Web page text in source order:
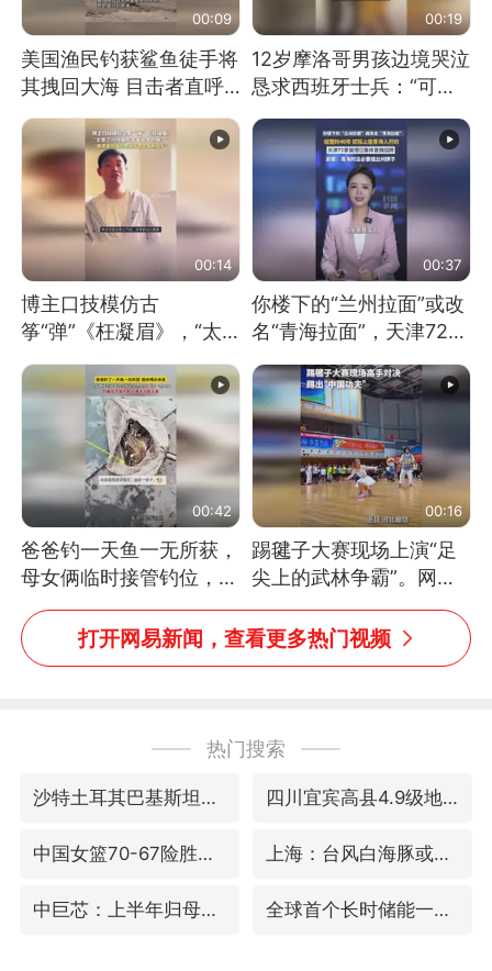
00:09
美国渔民钓获鲨鱼徒手将
其拽回大海 目击者直呼
震惊 （视频来源：参考
消息）
00:19
12岁摩洛哥男孩边境哭泣
恳求西班牙士兵：“可不
可以不要把我遣返回国”
00:14
博主口技模仿古
筝“弹”《枉凝眉》，“太
像了～你是吃古筝长大的
吗？”“或将成为首位考级
不带古筝的选手。”（来
源：新华每日电讯）
00:37
你楼下的“兰州拉面”或改
名“青海拉面”，天津72家
面馆已集体更换招牌
00:42
爸爸钓一天鱼一无所获，
母女俩临时接管钓位，用
玩具鱼竿钓上大鱼
00:16
踢毽子大赛现场上演“足
尖上的武林争霸”。网
友：这哪是踢毽子，分明
是武侠片现场！#睡个好
打开网易新闻，查看更多热门视频
热门搜索
沙特土耳其巴基斯坦签署共同防务协议 四川宜宾高县4.9级地震致1死
中国女篮70-67险胜尼日利亚女篮 上海：台风白海豚或将带来龙卷风
中巨芯：上半年归母净利润1405.77万元 全球首个长时储能一体化产业园量产